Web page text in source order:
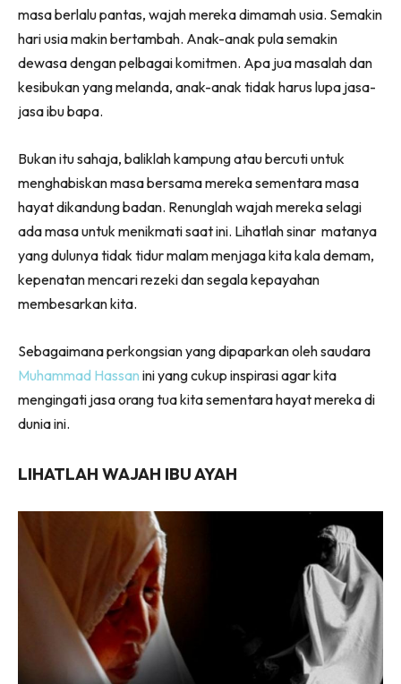
masa berlalu pantas, wajah mereka dimamah usia. Semakin
hari usia makin bertambah. Anak-anak pula semakin
dewasa dengan pelbagai komitmen. Apa jua masalah dan
kesibukan yang melanda, anak-anak tidak harus lupa jasa-
jasa ibu bapa.
Bukan itu sahaja, baliklah kampung atau bercuti untuk
menghabiskan masa bersama mereka sementara masa
hayat dikandung badan. Renunglah wajah mereka selagi
ada masa untuk menikmati saat ini. Lihatlah sinar matanya
yang dulunya tidak tidur malam menjaga kita kala demam,
kepenatan mencari rezeki dan segala kepayahan
membesarkan kita.
Sebagaimana perkongsian yang dipaparkan oleh saudara
Muhammad Hassan ini yang cukup inspirasi agar kita
mengingati jasa orang tua kita sementara hayat mereka di
dunia ini.
LIHATLAH WAJAH IBU AYAH